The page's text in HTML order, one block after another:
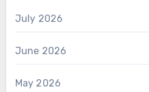
July 2026
June 2026
May 2026